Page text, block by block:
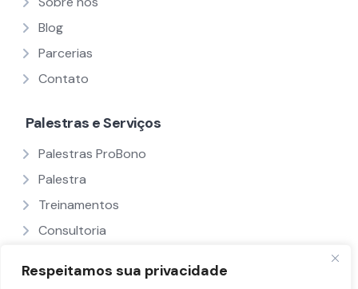
Respeitamos sua privacidade
Blog
Parcerias
Contato
Palestras e Serviços
Palestras ProBono
Palestra
Treinamentos
Consultoria